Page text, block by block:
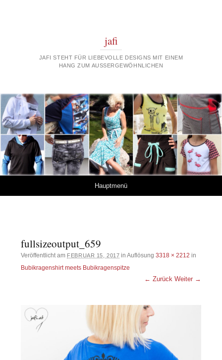
jafi
JAFI STEHT FÜR LIEBEVOLLE DESIGNS MIT EINEM
HANG ZUM AUSSERGEWÖHNLICHEN
Hauptmenü
fullsizeoutput_659
Veröffentlicht am FEBRUAR 15, 2017 in Auflösung3318 × 2212 in
Bubikragenshirt meets Bubikragenspitze
← Zurück Weiter →